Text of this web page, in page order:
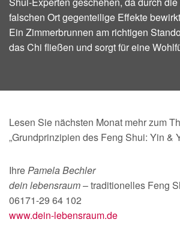
falschen Ort gegenteilige Effekte
Ein Zimmerbrunnen am richtigen
das Chi fließen und sorgt für eine
Lesen Sie nächsten Monat mehr zum
„Grundprinzipien des Feng Shui: Yin &
IhrePamela Bechler
dein lebensraum– traditionelles Feng
06171-29 64 102
www.dein-lebensraum.de